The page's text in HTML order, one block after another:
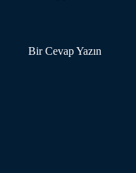
Bir Cevap Yazın